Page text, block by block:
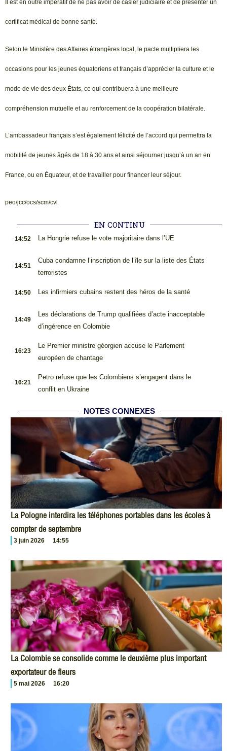
Il est en outre impératif de ne pas avoir de casier judiciaire et de présenter un
certificat médical de bonne santé.
Selon le Ministère des Affaires étrangères local, le pacte multipliera les
occasions pour les jeunes équatoriens et français d’apprécier la culture et le
mode de vie des deux États, ce qui contribuera à une meilleure
compréhension mutuelle et au renforcement de la coopération bilatérale.
L’ambassadeur français s’est également félicité de l’accord qui permettra la
mobilité de jeunes âgés de 18 à 30 ans et ainsi séjourner jusqu’à un an en
France, ou en Équateur, et de travailler pour financer leur séjour.
peo/jcc/ocs/scm/cvl
EN CONTINU
14:52 La Hongrie refuse le vote majoritaire dans l’UE
14:51
Cuba condamne l’inscription de l’île sur la liste des États
terroristes
14:50 Les infirmiers cubains restent des héros de la santé
14:49
Les déclarations de Trump qualifiées d’acte inacceptable
d’ingérence en Colombie
16:23
Le Premier ministre géorgien accuse le Parlement
européen de chantage
16:21
Petro refuse que les Colombiens s’engagent dans le
conflit en Ukraine
NOTES CONNEXES
La Pologne interdira les téléphones portables dans les écoles à
compter de septembre
3 juin 2026 14:55
La Colombie se consolide comme le deuxième plus important
exportateur de fleurs
5 mai 2026 16:20